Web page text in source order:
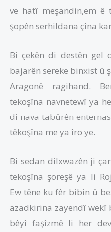
ve hatî meşandin,em
şopên serhildana çîna
Bi çekên di destên gel
bajarên sereke binxist û
Aragonê ragihand.
tekoşîna navnetewî ya
di nava tabûrên
têkoşîna me ya îro ye.
Bi sedan dilxwazên ji
tekoşîna şoreşê ya li
Ew têne ku fêr bibin û
azadkirina zayendî wekî
bêyî faşîzmê li her